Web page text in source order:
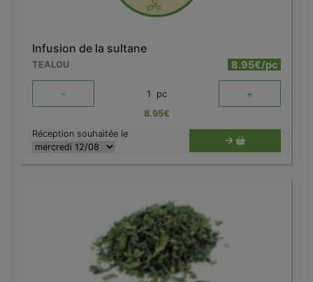
Infusion de la sultane
TEALOU 8.95€/pc
- 1 pc +
8.95€
Réception souhaitée le